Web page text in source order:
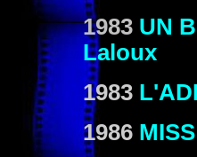
1983 UN
Laloux
1983
1986